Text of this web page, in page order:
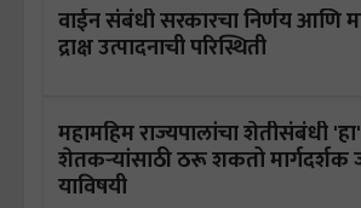
वाईन संबंधी सरकारचा निर्णय आणि महाराष्ट्रातील
द्राक्ष उत्पादनाची परिस्थिती
महामहिम राज्यपालांचा शेतीसंबंधी
शेतकऱ्यांसाठी ठरू शकतो मार्गदर्शक
याविषयी